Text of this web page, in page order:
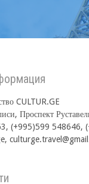
CULTUR.GE
Проспект
(+995)599 548646,